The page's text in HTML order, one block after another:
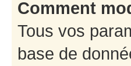
Comment
Tous vos
base de